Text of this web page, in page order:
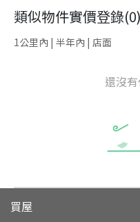
類似物件實價登錄(0)
1公里內 | 半年內 | 店面
還沒
買屋